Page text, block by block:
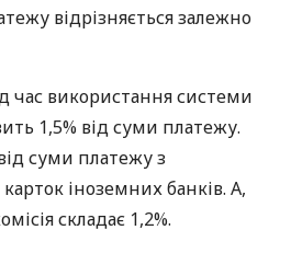
відрізняється залежно
час використання системи
1,5% від суми платежу.
суми платежу з
іноземних банків. А,
складає 1,2%.